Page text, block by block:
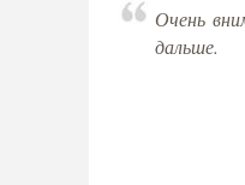
Очень
дальше.